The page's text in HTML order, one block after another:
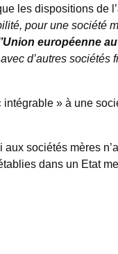
les dispositions de l’
pour une société
européenne
d’autres sociétés
» à une
sociétés mères
dans un Etat